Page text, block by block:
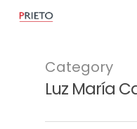
Category
Luz María